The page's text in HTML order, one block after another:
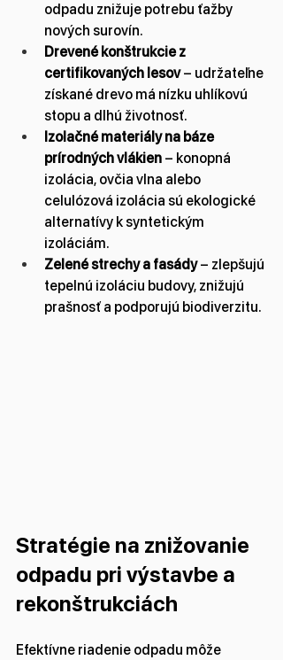
odpadu znižuje potrebu ťažby
nových surovín.
Drevené konštrukcie z
certifikovaných lesov – udržateľne
získané drevo má nízku uhlíkovú
stopu a dlhú životnosť.
Izolačné materiály na báze
prírodných vlákien – konopná
izolácia, ovčia vlna alebo
celulózová izolácia sú ekologické
alternatívy k syntetickým
izoláciám.
Zelené strechy a fasády – zlepšujú
tepelnú izoláciu budovy, znižujú
prašnosť a podporujú biodiverzitu.
Stratégie na znižovanie
odpadu pri výstavbe a
rekonštrukciách
Efektívne riadenie odpadu môže